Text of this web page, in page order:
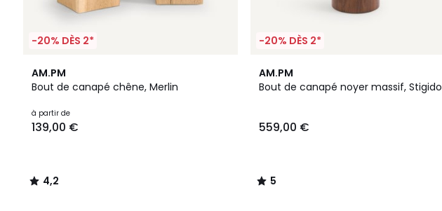
-20% DÈS 2*
AM.PM
Bout de canapé chêne, Merlin
Prix
à
€.
à partir de
139,00 €
4,2
/ 5
4,2
/
-20% DÈS 2*
AM.PM
Bout de canapé noyer massif, Stigido
559,00 €
5
/
5
/